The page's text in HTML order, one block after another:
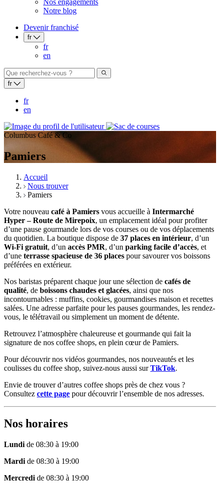
Nos engagements
Notre blog
Devenir franchisé
fr
fr
en
fr
fr
en
Columbus Café & Co
Pamiers
Accueil
Nous trouver
Pamiers
Votre nouveau café à Pamiers vous accueille à Intermarché
Hyper – Route de Mirepoix, un emplacement idéal pour profiter
d’une pause gourmande lors de vos courses ou de vos déplacements
du quotidien. La boutique dispose de 37 places en intérieur, d’un
Wi-Fi gratuit, d’un accès PMR, d’un parking facile d’accès, et
d’une terrasse spacieuse de 36 places pour savourer vos boissons
préférées en extérieur.
Nos baristas préparent chaque jour une sélection de cafés de
qualité, de boissons chaudes et glacées, ainsi que nos
incontournables : muffins, cookies, gourmandises maison et recettes
salées. Une adresse parfaite pour les pauses gourmandes, les rendez-
vous, le télétravail ou simplement un moment de détente.
Retrouvez l’atmosphère chaleureuse et gourmande qui fait la
signature de nos coffee shops, en plein cœur de Pamiers.
Pour découvrir nos vidéos gourmandes, nos nouveautés et les
coulisses du coffee shop, suivez-nous aussi surTikTok.
Envie de trouver d’autres coffee shops près de chez vous ?
Consultez cette page pour découvrir l’ensemble de nos adresses.
Nos horaires
Lundi de 08:30 à 19:00
Mardi de 08:30 à 19:00
Mercredi de 08:30 à 19:00